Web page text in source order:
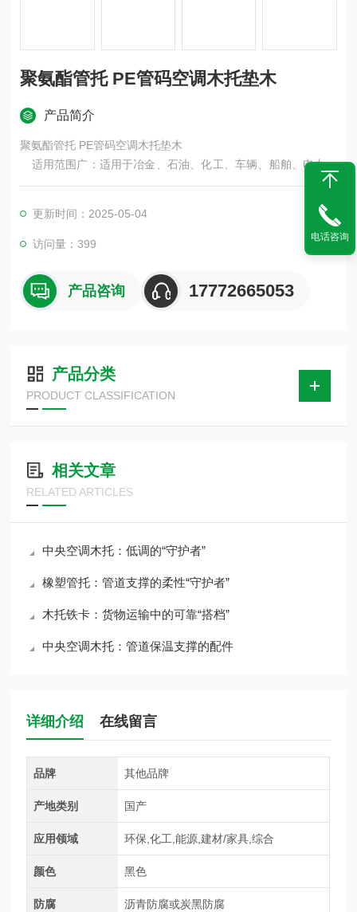
聚氨酯管托 PE管码空调木托垫木
产品简介
聚氨酯管托 PE管码空调木托垫木
适用范围广：适用于冶金、石油、化工、车辆、船舶、电力等
机械机械液压系统中的油、气、水为介质的固定管道的安装。是
更新时间：2025-05-04
访问量：399
产品咨询 17772665053
产品分类
PRODUCT CLASSIFICATION
相关文章
RELATED ARTICLES
中央空调木托：低调的“守护者”
橡塑管托：管道支撑的柔性“守护者”
木托铁卡：货物运输中的可靠“搭档”
中央空调木托：管道保温支撑的配件
详细介绍 在线留言
品牌 其他品牌
产地类别 国产
应用领域 环保,化工,能源,建材/家具,综合
颜色 黑色
防腐 沥青防腐或炭黑防腐
电话咨询